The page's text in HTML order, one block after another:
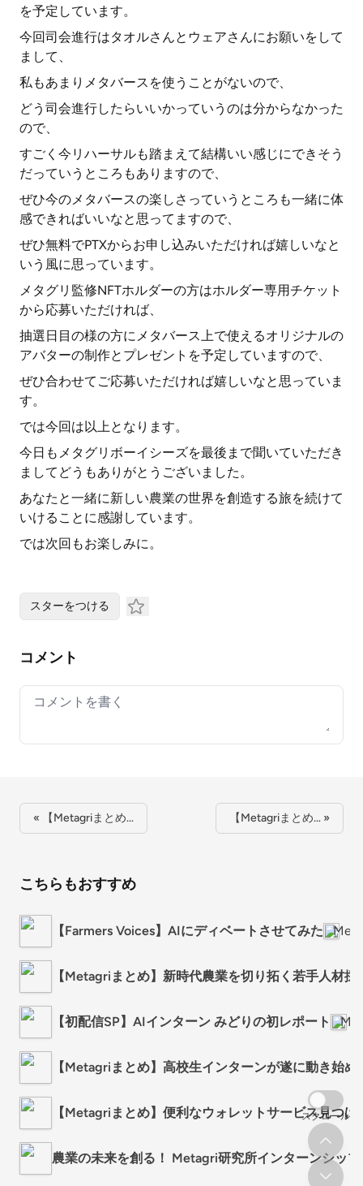
を予定しています。
今回司会進行はタオルさんとウェアさんにお願いをして
まして、
私もあまりメタバースを使うことがないので、
どう司会進行したらいいかっていうのは分からなかった
ので、
すごく今リハーサルも踏まえて結構いい感じにできそう
だっていうところもありますので、
ぜひ今のメタバースの楽しさっていうところも一緒に体
感できればいいなと思ってますので、
ぜひ無料でPTXからお申し込みいただければ嬉しいなと
いう風に思っています。
メタグリ監修NFTホルダーの方はホルダー専用チケット
から応募いただければ、
抽選日目の様の方にメタバース上で使えるオリジナルの
アバターの制作とプレゼントを予定していますので、
ぜひ合わせてご応募いただければ嬉しいなと思っていま
す。
では今回は以上となります。
今日もメタグリボーイシーズを最後まで聞いていただき
ましてどうもありがとうございました。
あなたと一緒に新しい農業の世界を創造する旅を続けて
いけることに感謝しています。
では次回もお楽しみに。
スターをつける
コメント
Your comment
« 【Metagriまとめ… 【Metagriまとめ… »
こちらもおすすめ
【Farmers Voices】AIにディベートさせてみた
【Metagriまとめ】新時代農業を切り拓く若手人材採
【初配信SP】AIインターン みどりの初レポート
【Metagriまとめ】高校生インターンが遂に動き始め
【Metagriまとめ】便利なウォレットサービス見つけ
農業の未来を創る！ Metagri研究所インターンシッ
スクロール